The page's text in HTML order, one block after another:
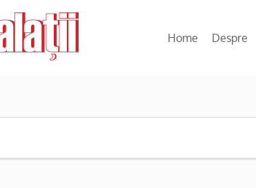
Home Despre